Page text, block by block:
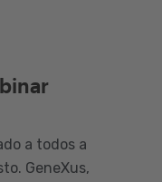
a todos a
GeneXus,